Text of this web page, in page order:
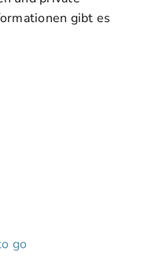
gibt es
go